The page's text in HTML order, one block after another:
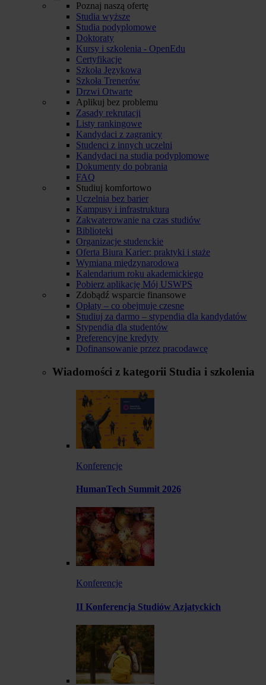
Poznaj naszą ofertę
Studia wyższe
Studia podyplomowe
Doktoraty
Kursy i szkolenia - OpenEdu
Certyfikacje
Szkoła Językowa
Szkoła Trenerów
Drzwi Otwarte
Aplikuj bez problemu
Zasady rekrutacji
Listy rankingowe
Kandydaci z zagranicy
Studenci z innych uczelni
Kandydaci na studia podyplomowe
Dokumenty do pobrania
FAQ
Studiuj komfortowo
Uczelnia bez barier
Kampusy i infrastruktura
Zakwaterowanie na czas studiów
Biblioteki
Organizacje studenckie
Oferta Biura Karier: praktyki i staże
Wymiana międzynarodowa
Kalendarium roku akademickiego
Pobierz aplikację Mój USWPS
Zdobądź wsparcie finansowe
Opłaty – co obejmuje czesne
Studiuj za darmo – stypendia dla kandydatów
Stypendia dla studentów
Preferencyjne kredyty
Dofinansowanie przez pracodawcę
Wiadomości z kategorii Studia i szkolenia
Konferencje
HumanTech Summit 2026
Konferencje
II Konferencja Studiów Azjatyckich